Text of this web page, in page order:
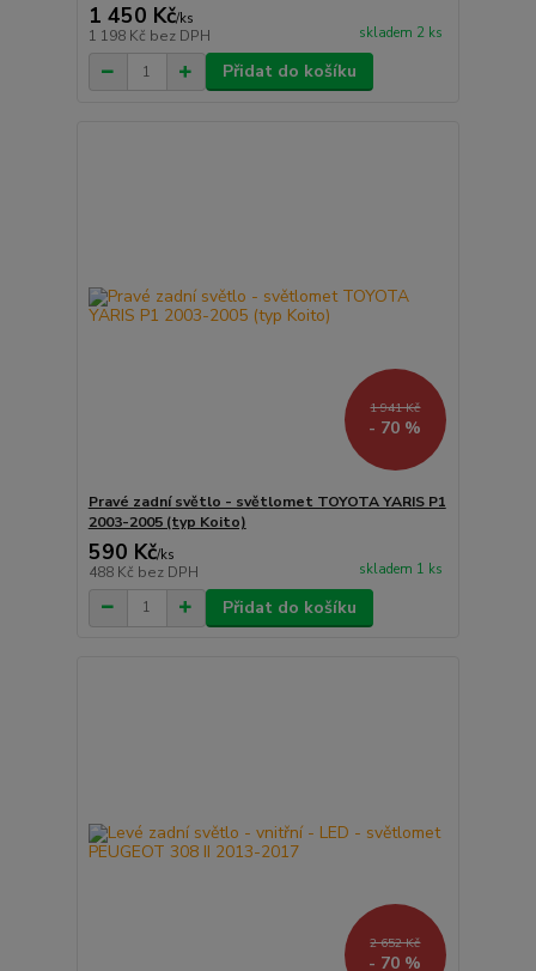
1 450 Kč/ks
1 198 Kč bez DPH skladem 2 ks
Přidat do košíku
1 941 Kč
- 70 %
Pravé zadní světlo - světlomet TOYOTA YARIS P1
2003-2005 (typ Koito)
590 Kč/ks
488 Kč bez DPH skladem 1 ks
Přidat do košíku
2 652 Kč
- 70 %